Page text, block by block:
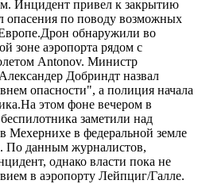
Инцидент привел к закрытию
опасения по поводу возможных
обнаружили во
зоне аэропорта рядом с
Antonov. Министр
Добриндт назвал
опасности", а полиция начала
этом фоне вечером в
заметили над
Мехернихе в федеральной земле
По данным журналистов,
однако власти пока не
в аэропорту Лейпциг/Галле.